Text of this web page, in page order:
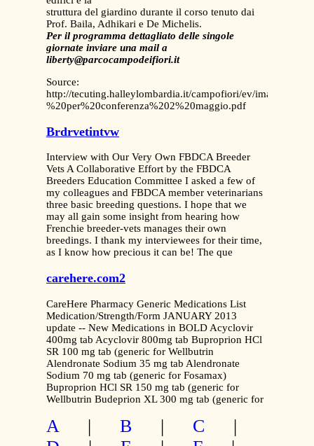
struttura del giardino durante il corso tenuto dai
Prof. Baila, Adhikari e De Michelis.
Per il programma dettagliato delle singole
giornate inviare una mail a
liberty@parcocampodeifiori.it
Source:
http://tecuting.halleylombardia.it/campofiori/ev/images/
%20per%20conferenza%202%20maggio.pdf
Brdrvetintvw
Interview with Our Very Own FBDCA Breeder
Vets A Collaborative Effort by the FBDCA
Breeders Education Committee I asked a few of
my colleagues and FBDCA member veterinarians
three basic breeding questions. I hope that we
may all gain some insight from hearing how
Frenchie breeder-vets manages their own
breedings. I thank my interviewees for their time,
as I know how precious it can be! The que
carehere.com2
CareHere Pharmacy Generic Medications List
Medication/Strength/Form JANUARY 2013
update -- New Medications in BOLD Acyclovir
400mg tab Acyclovir 800mg tab Buproprion HCl
SR 100 mg tab (generic for Wellbutrin
Alendronate Sodium 35 mg tab Alendronate
Sodium 70 mg tab (generic for Fosamax)
Buproprion HCl SR 150 mg tab (generic for
Wellbutrin Budeprion XL 300 mg tab (generic for
A | B | C
|